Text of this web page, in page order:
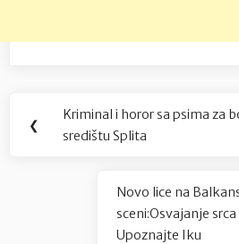
Navigacija
objava
❮
Previous
Post:
Kriminal i horor sa psima za
središtu Splita
Next
Post:
Novo lice na
sceni:Osvajanje
Upoznajte Iku